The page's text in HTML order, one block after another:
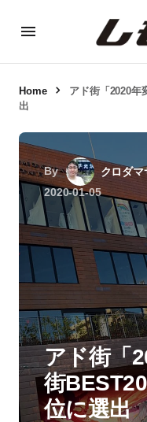
Home
アド街「2020年
出
By
クロダマ
2020-01-05
アド街「
街
位に選出